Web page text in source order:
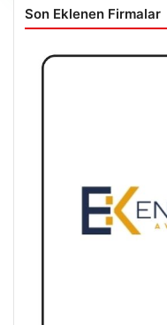
Son Eklenen Firmalar